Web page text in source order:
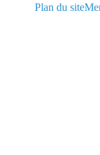
Plan du site